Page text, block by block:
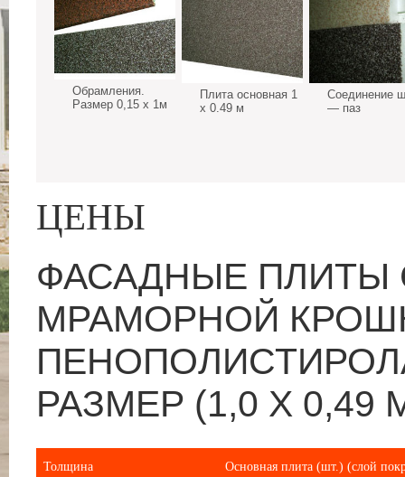
Обрамления.
Размер 0,15 х 1м
Плита основная 1
х 0.49 м
Соединение
— паз
ЦЕНЫ
ФАСАДНЫЕ ПЛИТЫ
МРАМОРНОЙ
РАЗМЕР (1,0 Х 0,49
Толщина Основная плита (шт.) (слой